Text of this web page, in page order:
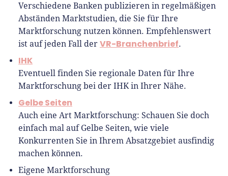
Verschiedene Banken publizieren in regelmäßigen
Abständen Marktstudien, die Sie für Ihre
Marktforschung nutzen können. Empfehlenswert
ist auf jeden Fall der VR-Branchenbrief.
IHK
Eventuell finden Sie regionale Daten für Ihre
Marktforschung bei der IHK in Ihrer Nähe.
Gelbe Seiten
Auch eine Art Marktforschung: Schauen Sie doch
einfach mal auf Gelbe Seiten, wie viele
Konkurrenten Sie in Ihrem Absatzgebiet ausfindig
machen können.
Eigene Marktforschung